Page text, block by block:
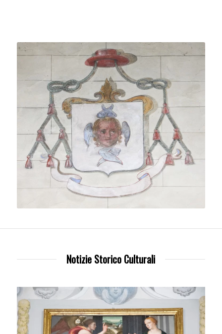
Notizie Storico Culturali